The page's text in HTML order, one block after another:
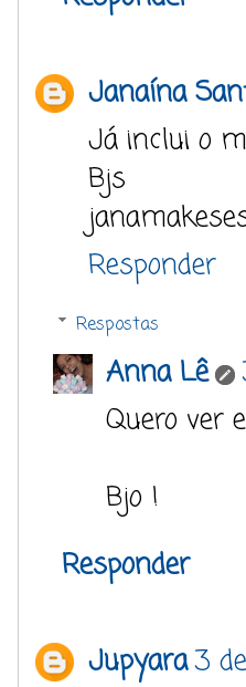
Janaína
Já inclui o
Bjs
Responder
Respostas
Anna Lê
Quero ver
Bjo !
Responder
Jupyara3